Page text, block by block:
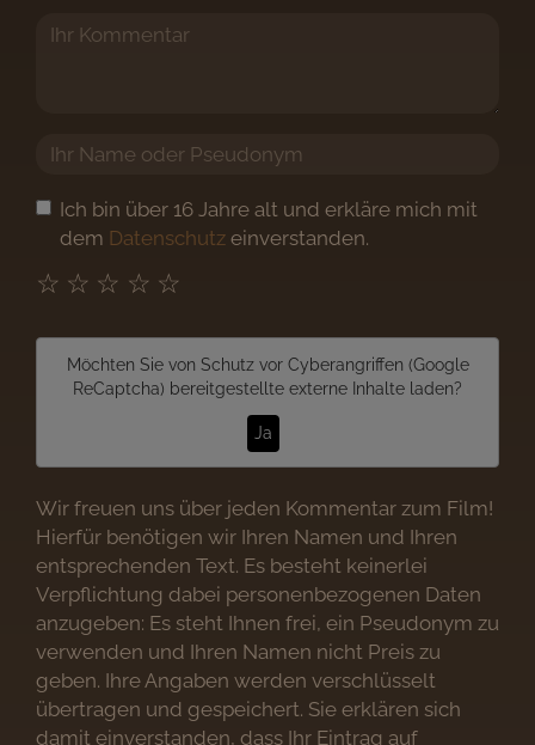
Ich bin über 16 Jahre alt und erkläre mich mit
dem Datenschutz einverstanden.
☆
☆
☆
☆
☆
Möchten Sie von Schutz vor Cyberangriffen (Google
ReCaptcha) bereitgestellte externe Inhalte laden?
Ja
Wir freuen uns über jeden Kommentar zum Film!
Hierfür benötigen wir Ihren Namen und Ihren
entsprechenden Text. Es besteht keinerlei
Verpflichtung dabei personenbezogenen Daten
anzugeben: Es steht Ihnen frei, ein Pseudonym zu
verwenden und Ihren Namen nicht Preis zu
geben. Ihre Angaben werden verschlüsselt
übertragen und gespeichert. Sie erklären sich
damit einverstanden, dass Ihr Eintrag auf